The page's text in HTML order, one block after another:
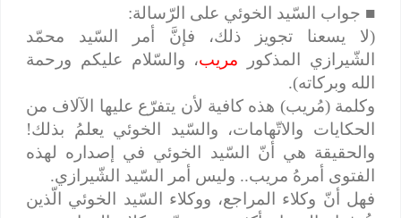
■جواب السّيد الخوئي على الرّسالة:
(لا يسعنا تجويز ذلك، فإنَّ أمر السّيد محمّد
الشّيرازي المذكور
مريب، والسّلام عليكم ورحمة
الله وبركاته).
وكلمة (مُريب) هذه كافية لأن يتفرّع عليها الآلاف من
الحكايات والاتّهامات، والسّيد الخوئي يعلمُ بذلك!
والحقيقة هي أنّ السّيد الخوئي في إصداره لهذه
الفتوى أمرهُ مريب.. وليس أمر السّيد الشّيرازي.
فهل أنّ وكلاء المراجع، ووكلاء السّيد الخوئي الّذين